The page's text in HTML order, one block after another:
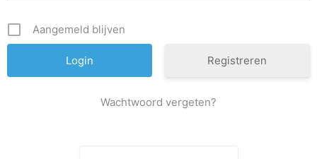
Aangemeld blijven
Registreren
Wachtwoord vergeten?